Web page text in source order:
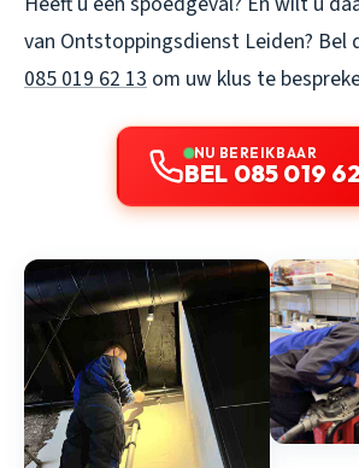
van Ontstoppingsdienst Leiden? Bel
085 019 62 13 om uw klus te
NU BEREIKBAAR
BEL 085 019